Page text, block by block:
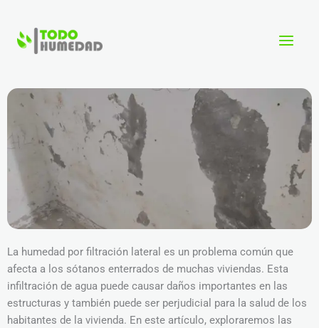
contenido
La humedad por filtración lateral es un problema común que
afecta a los sótanos enterrados de muchas viviendas. Esta
infiltración de agua puede causar daños importantes en las
estructuras y también puede ser perjudicial para la salud de los
habitantes de la vivienda. En este artículo, exploraremos las